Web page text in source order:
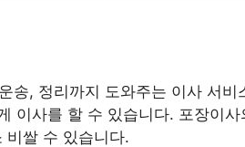
, 정리까지 도와주는 이사 서
이사를 할 수 있습니다. 포장이
비쌀 수 있습니다.